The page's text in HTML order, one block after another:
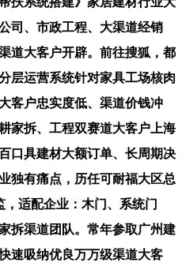
司、市政工程、大渠道经销
道大客户开辟。前往搜狐，都
层运营系统针对家具工场核肉
客户忠实度低、渠道价钱冲
家拆、工程双赛道大客户上海
口具建材大额订单、长周期决
独有痛点，历任可耐福大区总
适配企业：木门、系统门
拆渠道团队。常年参取广州建
速吸纳优良万万级渠道大客